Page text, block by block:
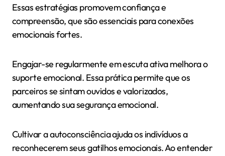
Essas estratégias promovem confiança e
compreensão, que são essenciais para conexões
emocionais fortes.
Engajar-se regularmente em escuta ativa melhora o
suporte emocional. Essa prática permite que os
parceiros se sintam ouvidos e valorizados,
aumentando sua segurança emocional.
Cultivar a autoconsciência ajuda os indivíduos a
reconhecerem seus gatilhos emocionais. Ao entender